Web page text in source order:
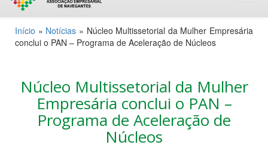
Início » Notícias » Núcleo Multissetorial da Mulher Empresária
conclui o PAN – Programa de Aceleração de Núcleos
Núcleo Multissetorial da Mulher
Empresária conclui o PAN –
Programa de Aceleração de
Núcleos